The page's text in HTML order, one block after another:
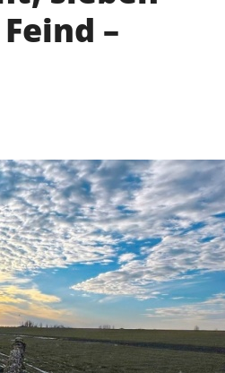
Interview
Fotos –